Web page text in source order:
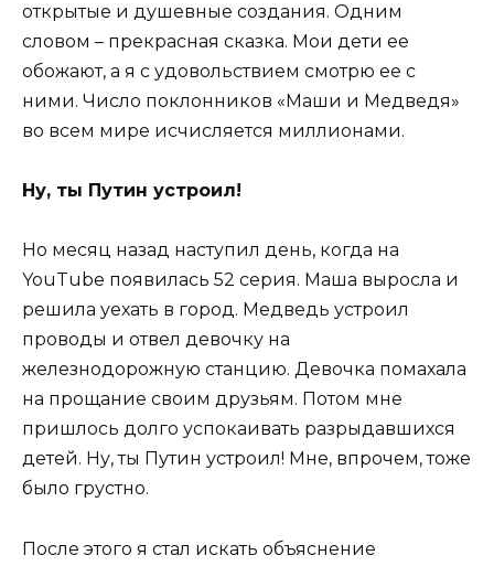
открытые и душевные создания. Одним
словом – прекрасная сказка. Мои дети ее
обожают, а я с удовольствием смотрю ее с
ними. Число поклонников «Маши и Медведя»
во всем мире исчисляется миллионами.
Ну, ты Путин устроил!
Но месяц назад наступил день, когда на
YouTube появилась 52 серия. Маша выросла и
решила уехать в город. Медведь устроил
проводы и отвел девочку на
железнодорожную станцию. Девочка помахала
на прощание своим друзьям. Потом мне
пришлось долго успокаивать разрыдавшихся
детей. Ну, ты Путин устроил! Мне, впрочем, тоже
было грустно.
После этого я стал искать объяснение